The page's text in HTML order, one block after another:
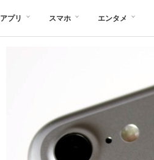
アプリ スマホ エンタメ